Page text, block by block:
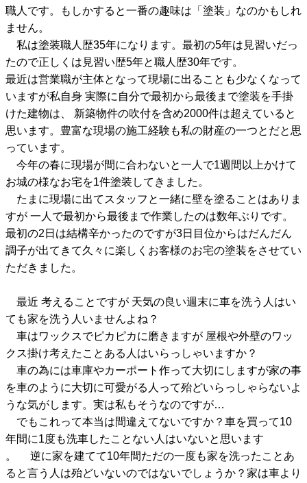
職人です。もしかすると一番の趣味は「塗装」なのかもしれ
ません。
私は塗装職人歴35年になります。最初の5年は見習いだっ
たので正しくは見習い歴5年と職人歴30年です。
最近は営業職が主体となって現場に出ることも少なくなって
いますが私自身 実際に自分で最初から最後まで塗装を手掛
けた建物は、 新築物件の吹付を含め2000件は超えていると
思います。豊富な現場の施工経験も私の財産の一つとだと思
っています。
今年の春に現場が間に合わないと一人で1週間以上かけて
お城の様なお宅を1件塗装してきました。
たまに現場に出てスタッフと一緒に壁を塗ることはありま
すが 一人で最初から最後まで作業したのは数年ぶりです。
最初の2日は結構辛かったのですが3日目位からはだんだん
調子が出てきて久々に楽しくお客様のお宅の塗装をさせてい
ただきました。
最近 考えることですが 天気の良い週末に車を洗う人はい
ても家を洗う人いませんよね？
車はワックスでピカピカに磨きますが 屋根や外壁のワッ
クス掛け考えたことある人はいらっしゃいますか？
車の為には車庫やカーポート作って大切にしますが家の事
を車のように大切に可愛がる人って殆どいらっしゃらないよ
うな気がします。実は私もそうなのですが…
でもこれって本当は間違えてないですか？車を買って10
年間に1度も洗車したことない人はいないと思います
。 逆に家を建てて10年間ただの一度も家を洗ったことあ
ると言う人は殆どいないのではないでしょうか？家は車より